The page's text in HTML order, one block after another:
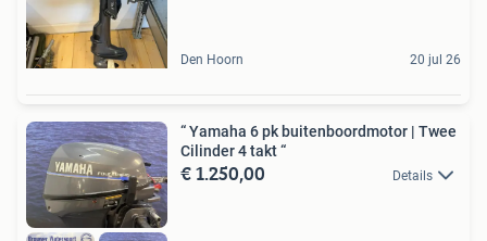
Den Hoorn 20 jul 26
“ Yamaha 6 pk buitenboordmotor | Twee
Cilinder 4 takt “
€ 1.250,00 Details